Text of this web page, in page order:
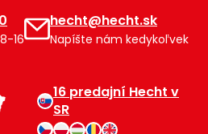
16
hecht@hecht.sk
Napíšte nám kedykoľvek
16 predajní Hecht v
SR